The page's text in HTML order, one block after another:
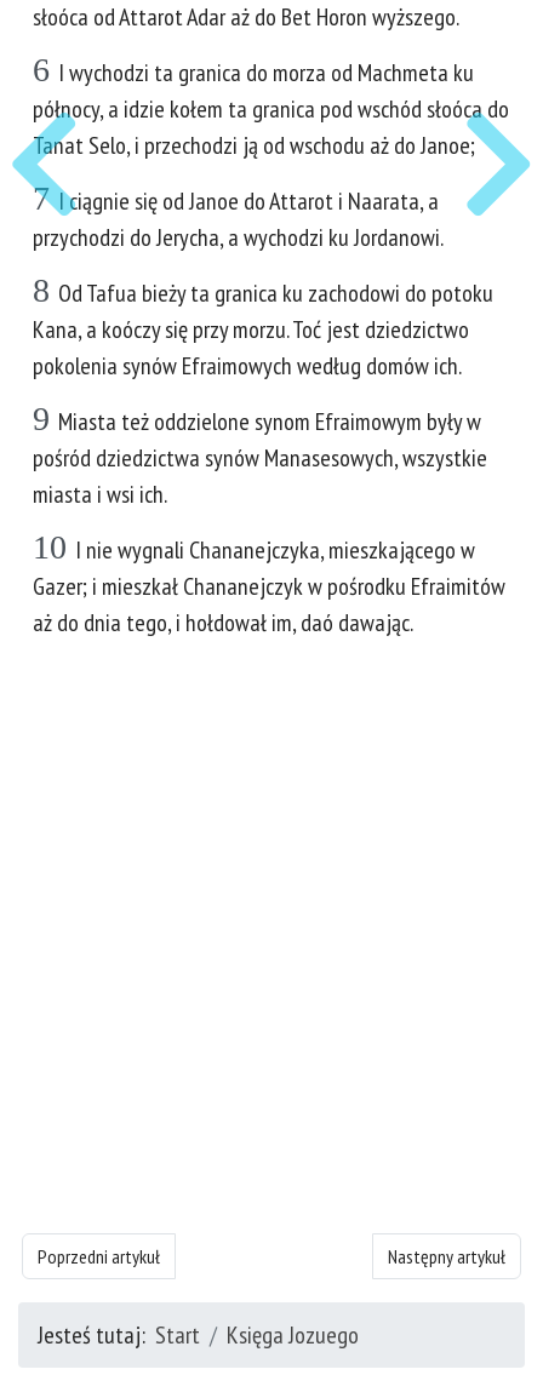
słoóca od Attarot Adar aż do Bet Horon wyższego.
6 I wychodzi ta granica do morza od Machmeta ku
północy, a idzie kołem ta granica pod wschód słoóca do
Tanat Selo, i przechodzi ją od wschodu aż do Janoe;
7 I ciągnie się od Janoe do Attarot i Naarata, a
przychodzi do Jerycha, a wychodzi ku Jordanowi.
8 Od Tafua bieży ta granica ku zachodowi do potoku
Kana, a koóczy się przy morzu. Toć jest dziedzictwo
pokolenia synów Efraimowych według domów ich.
9 Miasta też oddzielone synom Efraimowym były w
pośród dziedzictwa synów Manasesowych, wszystkie
miasta i wsi ich.
10 I nie wygnali Chananejczyka, mieszkającego w
Gazer; i mieszkał Chananejczyk w pośrodku Efraimitów
aż do dnia tego, i hołdował im, daó dawając.
Poprzedni artykuł: Księgę Jozuego - rozdział 15
Poprzedni artykuł Następny artykuł:
Następny artykuł
Jesteś tutaj: Start Księga Jozuego